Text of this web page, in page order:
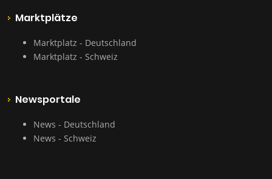
Marktplätze
Marktplatz - Deutschland
Marktplatz - Schweiz
Newsportale
News - Deutschland
News - Schweiz